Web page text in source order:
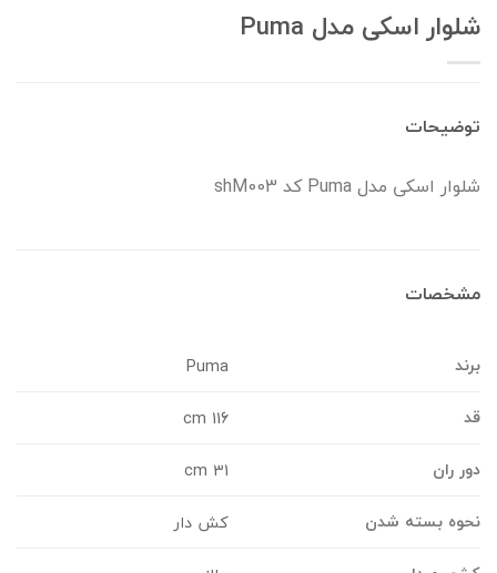
شلوار اسکی مدل Puma
توضیحات
شلوار اسکی مدل Puma کد shM003
مشخصات
برند
Puma
دور ران
نحوه بسته شدن
کش دار